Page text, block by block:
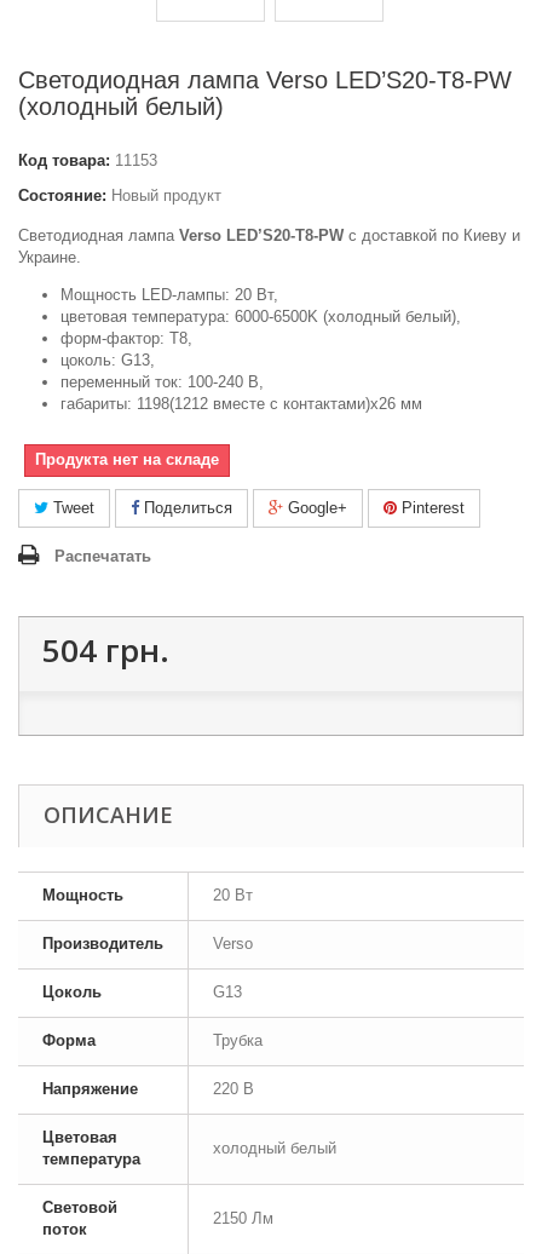
Светодиодная лампа Verso LED’S20-T8-PW
(холодный белый)
Код товара: 11153
Состояние: Новый продукт
Светодиодная лампа Verso LED’S20-T8-PW с доставкой по Киеву и
Украине.
Мощность LED-лампы: 20 Вт,
цветовая температура: 6000-6500K (холодный белый),
форм-фактор: Т8,
цоколь: G13,
переменный ток: 100-240 В,
габариты: 1198(1212 вместе с контактами)х26 мм
Продукта нет на складе
Tweet Поделиться Google+ Pinterest
Распечатать
504 грн.
ОПИСАНИЕ
Мощность 20 Вт
Производитель Verso
Цоколь G13
Форма Трубка
Напряжение 220 В
Цветовая
температура
холодный белый
Световой
поток
2150 Лм